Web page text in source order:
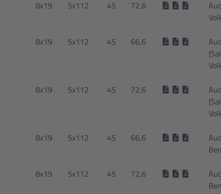
8x19 5x112 45 72,6
8x19 5x112 45 66,6
8x19 5x112 45 72,6
8x19 5x112 45 66,6
8x19 5x112 45 72,6